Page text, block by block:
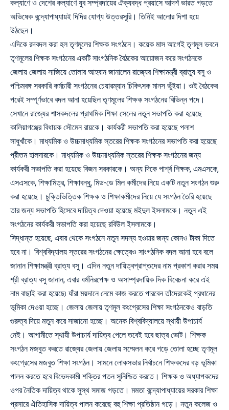
কল্যাণে ও দেশের কল্যাণে যুব সম্প্রদায়ের ঐক্যবদ্ধ প্রয়াসে আদর্শ ভারত গড়তে
অভিষেক বন্দ্যোপাধ্যায়ই দিদির যোগ্য উত্তরসূরি। তিনিই আলোর দিশা হয়ে
উঠছেন।
এদিকে রদবদল করা হল তৃণমূলের শিক্ষক সংগঠনে। কয়েক মাস আগেই তৃণমূল ভবনে
তৃণমূলের শিক্ষক সংগঠনের একটি সাংগঠনিক বৈঠকের আয়োজন করে সংগঠনকে
জেলায় জেলায় সাজিয়ে তোলার আহবান জানালেন রাজ্যের শিক্ষামন্ত্রী ব্রাত্যু বসু ও
পশ্চিমবঙ্গ সরকারি কর্মচারী সংগঠনের চেয়ারম্যান চিকিৎসক মানস ভুঁইয়া। ওই বৈঠকের
পরেই সম্পূর্ণভাবে বদল আনা হয়েছিল তৃণমূলের শিক্ষক সংগঠনের বিভিন্ন পদে।
সেখানে রাজ্যের শাসকদলের প্রাথমিক শিক্ষা সেলের নতুন সভাপতি করা হয়েছে
কালিয়াগঞ্জের বিধায়ক সৌমেন রায়কে। কার্যকরী সভাপতি করা হয়েছে পলাশ
সাধুখাঁকে। মাধ্যমিক ও উচ্চমাধ্যমিক স্তরের শিক্ষক সংগঠনের সভাপতি করা হয়েছে
প্রীতম হালদারকে। মাধ্যমিক ও উচ্চমাধ্যমিক স্তরের শিক্ষক সংগঠনের জন্য
কার্যকরী সভাপতি করা হয়েছে বিজন সরকারকে। অন্য দিকে পার্শ্ব শিক্ষক, এমএসকে,
এসএসকে, শিক্ষামিত্র, শিক্ষাবন্ধু, মিড-ডে মিল কর্মীদের নিয়ে একটি নতুন সংগঠন শুরু
করা হয়েছে। চুক্তিভিত্তিক শিক্ষক ও শিক্ষাকর্মীদের নিয়ে যে সংগঠন তৈরি হয়েছে
তার জন্য সভাপতি হিসেবে দায়িত্ব দেওয়া হয়েছে মইদুল ইসলামকে। নতুন এই
সংগঠনের কার্যকরী সভাপতি করা হয়েছে রবিউল ইসলামকে।
সিদ্ধান্ত হয়েছে, এবার থেকে সংগঠনে নতুন সদস্য হওয়ার জন্য কোনও টাকা দিতে
হবে না। বিশ্ববিদ্যালয় স্তরের সংগঠনের ক্ষেত্রেও সাংগঠনিক বদল আনা হবে বলে
জানান শিক্ষামন্ত্রী ব্রাত্য বসু। এদিন নতুন দায়িত্বপ্রাপ্তদের নাম প্রকাশ করার সময়
শ্রী ব্রাত্য বসু জানান, এবার ধর্মনিরপেক্ষ ও অসাম্প্রদায়িক দিক বিবেচনা করে এই
নাম বাছাই করা হয়েছে৷ যাঁরা ময়দানে নেমে কাজ করতে পারবেন তাঁদেরকেই প্রধানের
ভূমিকা দেওয়া হচ্ছে। জেলায় জেলায় তৃণমূল কংগ্রেসের শিক্ষা সংগঠনকেও বাড়তি
গুরুত্ব দিয়ে মতুন করে সাজানো হচ্ছে। অনেক বিশ্ববিদ্যালয়ে স্থায়ী উপাচার্য
নেই। আগামীতে স্থায়ী উপাচার্য দায়িত্ব পেলে তবেই হবে ছাত্র ভোট। শিক্ষক
সংগঠন মজবুত করতে রাজ্যের জেলায় জেলায় সম্মেলন করে গড়ে তোলা হচ্ছে তৃণমূল
কংগ্রেসের মজবুত শিক্ষা সংগঠন। সামনে লোকসভার নির্বাচনে শিক্ষকদের বড় ভূমিকা
পালন করতে হবে বিভেদকামী শক্তির পতন সুনিশ্চিত করতে। শিক্ষক ও অধ্যাপকদের
ওপর নৈতিক দায়িত্ব থাকে সুস্থ সমাজ গড়তে। মমতা বন্দ্যোপাধ্যায়ের সরকার শিক্ষা
প্রসারে ঐতিহাসিক দায়িত্ব পালন করেছে বহু শিক্ষা প্রতিষ্ঠান গড়ে। নতুন কলেজ ও